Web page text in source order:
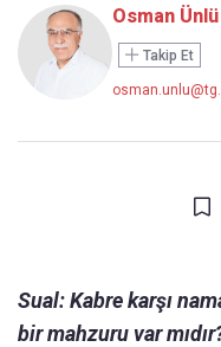
Osman Ünlü
Takip Et
Sual: Kabre karşı
bir mahzuru var